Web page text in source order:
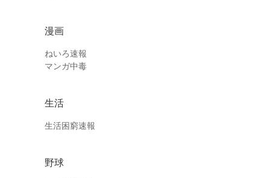
漫画
ねいろ速報
マンガ中毒
生活
生活困窮速報
野球